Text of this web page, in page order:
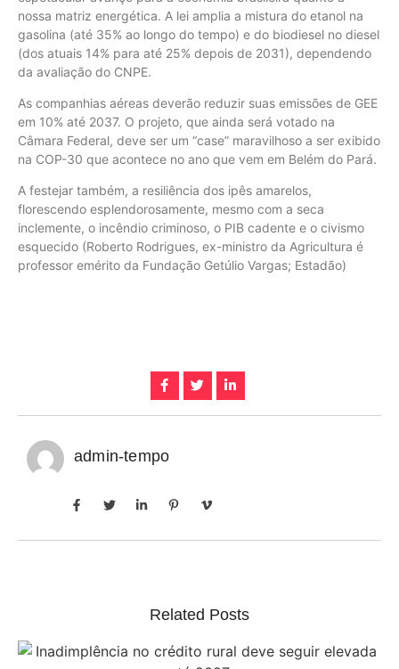
nossa matriz energética. A lei amplia a mistura do etanol na
gasolina (até 35% ao longo do tempo) e do biodiesel no diesel
(dos atuais 14% para até 25% depois de 2031), dependendo
da avaliação do CNPE.
As companhias aéreas deverão reduzir suas emissões de GEE
em 10% até 2037. O projeto, que ainda será votado na
Câmara Federal, deve ser um “case” maravilhoso a ser exibido
na COP-30 que acontece no ano que vem em Belém do Pará.
A festejar também, a resiliência dos ipês amarelos,
florescendo esplendorosamente, mesmo com a seca
inclemente, o incêndio criminoso, o PIB cadente e o civismo
esquecido (Roberto Rodrigues, ex-ministro da Agricultura é
professor emérito da Fundação Getúlio Vargas; Estadão)
admin-tempo
Related Posts